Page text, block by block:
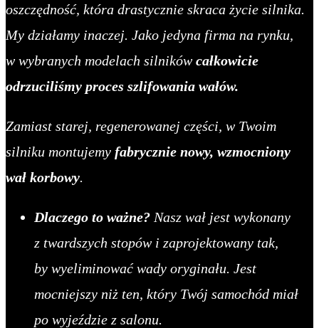
oszczędność, która drastycznie skraca życie silnika.
My działamy inaczej. Jako jedyna firma na rynku,
w wybranych modelach silnikówcałkowicie
odrzuciliśmy proces szlifowania wałów.
Zamiast starej, regenerowanej części, w Twoim
silniku montujemy fabrycznie nowy, wzmocniony
wał korbowy.
Dlaczego to ważne? Nasz wał jest wykonany
z twardszych stopów i zaprojektowany tak,
by wyeliminować wady oryginału. Jest
mocniejszy niż ten, który Twój samochód miał
po wyjeździe z salonu.